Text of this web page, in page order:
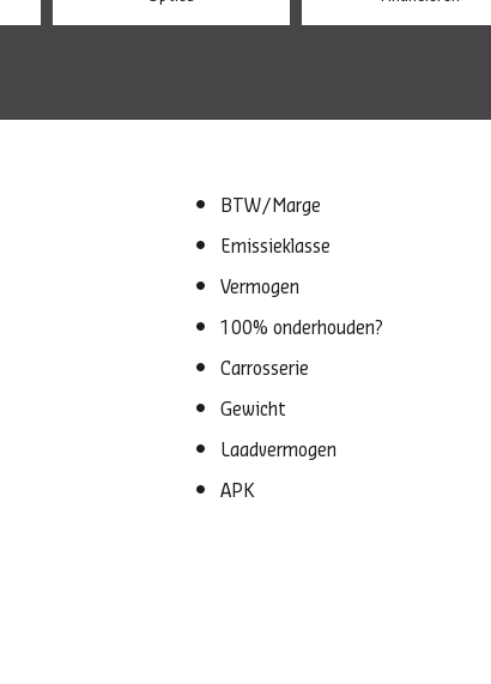
BTW/Marge
Emissieklasse
Vermogen
100% onderhouden?
Carrosserie
Gewicht
Laadvermogen
APK